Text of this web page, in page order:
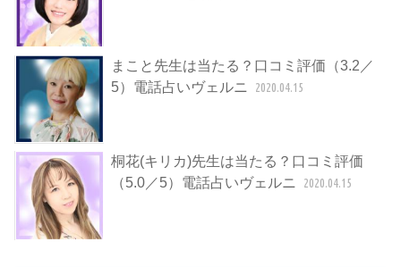
まこと先生は当たる？口コミ評価（3.2／
5）電話占いヴェルニ
2020.04.15
桐花(キリカ)先生は当たる？口コミ評価
（5.0／5）電話占いヴェルニ
2020.04.15